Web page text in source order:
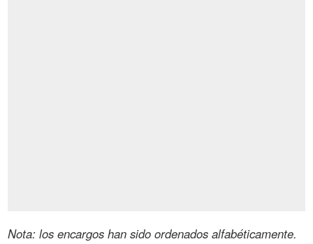
Nota: los encargos han sido ordenados alfabéticamente.